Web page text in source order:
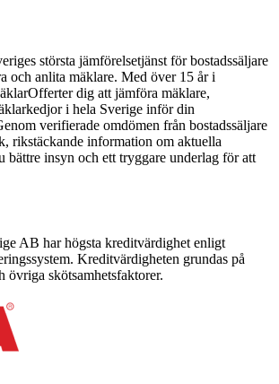
största jämförelsetjänst för bostadssäljare
och anlita mäklare. Med över 15 år i
dig att jämföra mäklare,
i hela Sverige inför din
verifierade omdömen från bostadssäljare
rikstäckande information om aktuella
bättre insyn och ett tryggare underlag för att
AB har högsta kreditvärdighet enligt
Kreditvärdigheten grundas på
övriga skötsamhetsfaktorer.